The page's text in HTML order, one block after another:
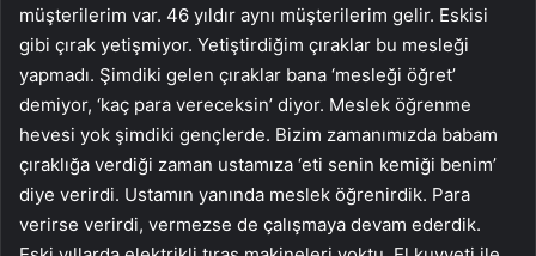
müşterilerim var. 46 yıldır aynı müşterilerim gelir. Eskisi
gibi çırak yetişmiyor. Yetiştirdiğim çıraklar bu mesleği
yapmadı. Şimdiki gelen çıraklar bana ‘mesleği öğret’
demiyor, ‘kaç para vereceksin’ diyor. Meslek öğrenme
hevesi yok şimdiki gençlerde. Bizim zamanımızda babam
çıraklığa verdiği zaman ustamıza ‘eti senin kemiği benim’
diye verirdi. Ustamın yanında meslek öğrenirdik. Para
verirse verirdi, vermezse de çalışmaya devam ederdik.